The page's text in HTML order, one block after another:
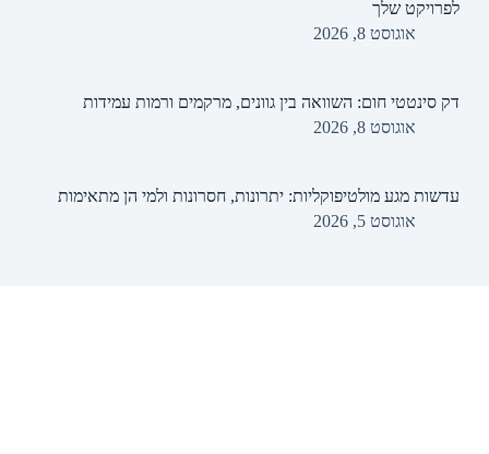
לפרויקט שלך
אוגוסט 8, 2026
דק סינטטי חום: השוואה בין גוונים, מרקמים ורמות עמידות
אוגוסט 8, 2026
עדשות מגע מולטיפוקליות: יתרונות, חסרונות ולמי הן מתאימות
אוגוסט 5, 2026